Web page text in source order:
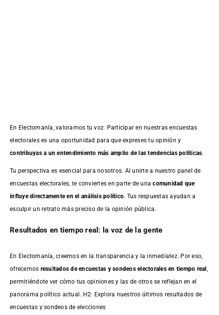
En Electomanía, valoramos tu voz. Participar en nuestras encuestas
electorales es una oportunidad para que expreses tu opinión y
contribuyas a un entendimiento más amplio de las tendencias políticas.
Tu perspectiva es esencial para nosotros. Al unirte a nuestro panel de
encuestas electorales, te conviertes en parte de unacomunidad que
influye directamente en el análisis político. Tus respuestas ayudan a
esculpir un retrato más preciso de la opinión pública.
Resultados en tiempo real: la voz de la gente
En Electomanía, creemos en la transparencia y la inmediatez. Por eso,
ofrecemos resultados deencuestas y sondeos electorales en tiempo real
permitiéndote ver cómo tus opiniones y las de otros se reflejan en el
panorama político actual. H2: Explora nuestros últimos resultados de
encuestas y sondeos de elecciones